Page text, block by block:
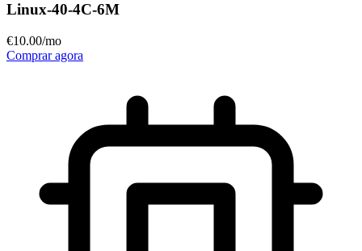
Linux-40-4C-6M
€10.00/mo
Comprar agora